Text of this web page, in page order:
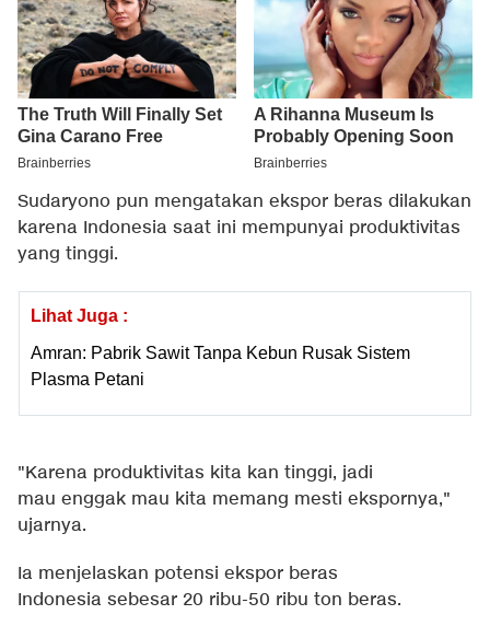
Sudaryono pun mengatakan ekspor beras dilakukan
karena Indonesia saat ini mempunyai produktivitas
yang tinggi.
Lihat Juga :
Amran: Pabrik Sawit Tanpa Kebun Rusak Sistem
Plasma Petani
"Karena produktivitas kita kan tinggi, jadi
mau enggak mau kita memang mesti ekspornya,"
ujarnya.
Ia menjelaskan potensi ekspor beras
Indonesia sebesar 20 ribu-50 ribu ton beras.